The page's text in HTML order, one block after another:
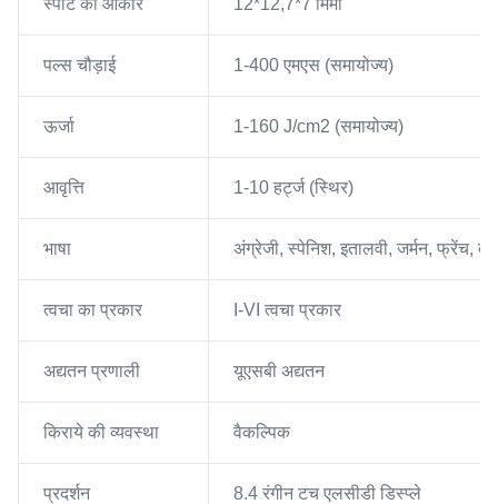
स्पॉट का आकार 12*12,7*7 मिमी
पल्स चौड़ाई 1-400 एमएस (समायोज्य)
ऊर्जा 1-160 J/cm2 (समायोज्य)
आवृत्ति 1-10 हर्ट्ज (स्थिर)
भाषा अंग्रेजी, स्पेनिश, इतालवी, जर्मन, फ्रेंच,
त्वचा का प्रकार I-VI त्वचा प्रकार
अद्यतन प्रणाली यूएसबी अद्यतन
किराये की व्यवस्था वैकल्पिक
प्रदर्शन 8.4 रंगीन टच एलसीडी डिस्प्ले